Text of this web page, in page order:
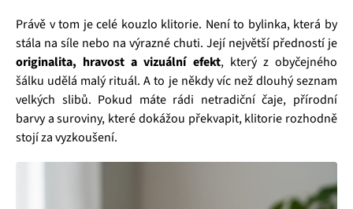
Právě v tom je celé kouzlo klitorie. Není to bylinka, která by
stála na síle nebo na výrazné chuti. Její největší předností je
originalita, hravost a vizuální efekt, který z obyčejného
šálku udělá malý rituál. A to je někdy víc než dlouhý seznam
velkých slibů. Pokud máte rádi netradiční čaje, přírodní
barvy a suroviny, které dokážou překvapit, klitorie rozhodně
stojí za vyzkoušení.